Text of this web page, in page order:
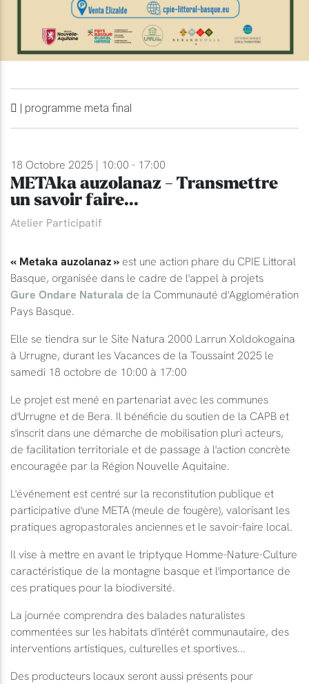
| programme meta final
18 Octobre 2025 | 10:00 - 17:00
METAka auzolanaz - Transmettre
un savoir faire...
Atelier Participatif
« Metaka auzolanaz » est une action phare du CPIE Littoral
Basque, organisée dans le cadre de l'appel à projets
Gure Ondare Naturala de la Communauté d'Agglomération
Pays Basque.
Elle se tiendra sur le Site Natura 2000 Larrun Xoldokogaina
à Urrugne, durant les Vacances de la Toussaint 2025 le
samedi 18 octobre de 10:00 à 17:00
Le projet est mené en partenariat avec les communes
d'Urrugne et de Bera. Il bénéficie du soutien de la CAPB et
s'inscrit dans une démarche de mobilisation pluri acteurs,
de facilitation territoriale et de passage à l'action concrète
encouragée par la Région Nouvelle Aquitaine.
L'événement est centré sur la reconstitution publique et
participative d'une META (meule de fougère), valorisant les
pratiques agropastorales anciennes et le savoir-faire local.
Il vise à mettre en avant le triptyque Homme-Nature-Culture
caractéristique de la montagne basque et l'importance de
ces pratiques pour la biodiversité.
La journée comprendra des balades naturalistes
commentées sur les habitats d'intérêt communautaire, des
interventions artistiques, culturelles et sportives...
Des producteurs locaux seront aussi présents pour